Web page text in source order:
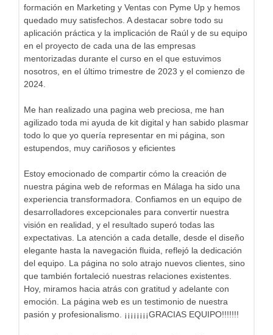
formación en Marketing y Ventas con Pyme Up y hemos
quedado muy satisfechos. A destacar sobre todo su
aplicación práctica y la implicación de Raúl y de su equipo
en el proyecto de cada una de las empresas
mentorizadas durante el curso en el que estuvimos
nosotros, en el último trimestre de 2023 y el comienzo de
2024.
Me han realizado una pagina web preciosa, me han
agilizado toda mi ayuda de kit digital y han sabido plasmar
todo lo que yo quería representar en mi página, son
estupendos, muy cariñosos y eficientes
Estoy emocionado de compartir cómo la creación de
nuestra página web de reformas en Málaga ha sido una
experiencia transformadora. Confiamos en un equipo de
desarrolladores excepcionales para convertir nuestra
visión en realidad, y el resultado superó todas las
expectativas. La atención a cada detalle, desde el diseño
elegante hasta la navegación fluida, reflejó la dedicación
del equipo. La página no solo atrajo nuevos clientes, sino
que también fortaleció nuestras relaciones existentes.
Hoy, miramos hacia atrás con gratitud y adelante con
emoción. La página web es un testimonio de nuestra
pasión y profesionalismo. ¡¡¡¡¡¡¡¡GRACIAS EQUIPO!!!!!!!